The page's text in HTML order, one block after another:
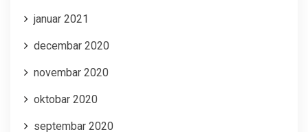
januar 2021
decembar 2020
novembar 2020
oktobar 2020
septembar 2020